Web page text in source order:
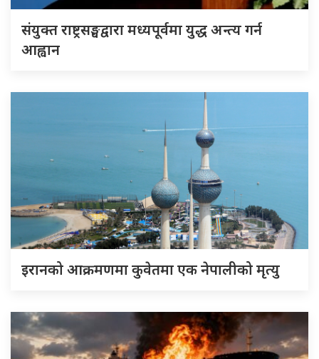
संयुक्त राष्ट्रसङ्घद्वारा मध्यपूर्वमा युद्ध अन्त्य गर्न
आह्वान
इरानको आक्रमणमा कुवेतमा एक नेपालीको मृत्यु